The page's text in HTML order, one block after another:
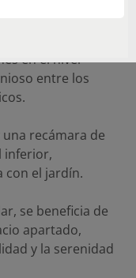
en el nivel
entre los
recámara de
inferior,
con el jardín.
se beneficia de
apartado,
y la serenidad